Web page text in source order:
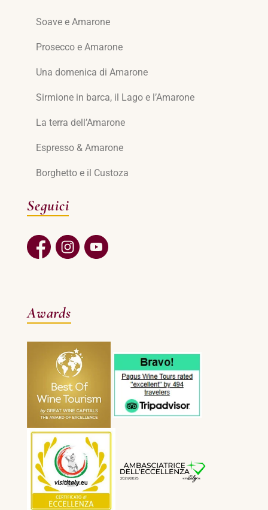
Soave e Amarone
Prosecco e Amarone
Una domenica di Amarone
Sirmione in barca, il Lago e l’Amarone
La terra dell’Amarone
Espresso & Amarone
Borghetto e il Custoza
Seguici
Awards